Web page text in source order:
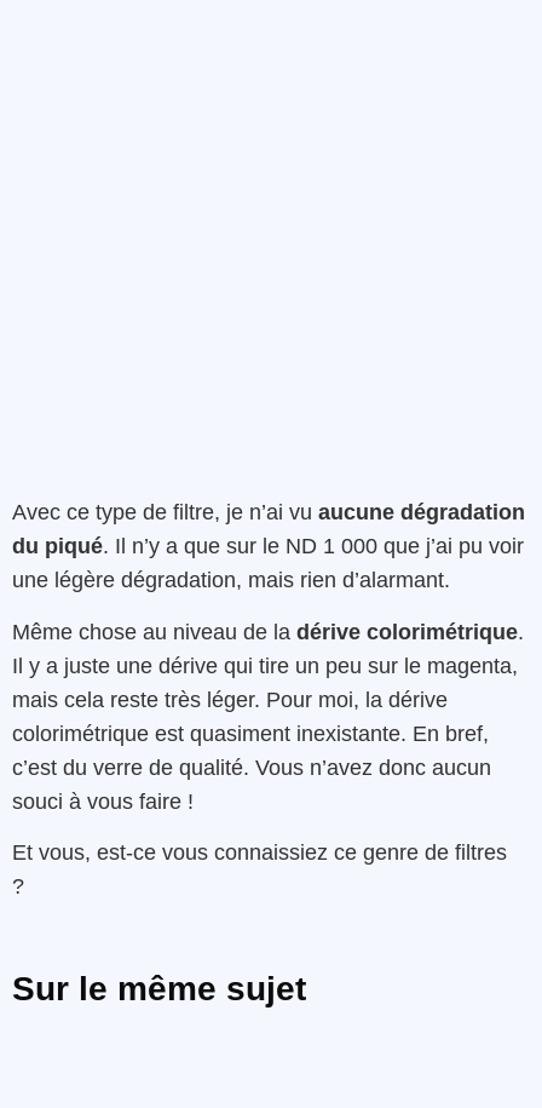
Avec ce type de filtre, je n’ai vu aucune dégradation
du piqué. Il n’y a que sur le ND 1 000 que j’ai pu voir
une légère dégradation, mais rien d’alarmant.
Même chose au niveau de la dérive colorimétrique.
Il y a juste une dérive qui tire un peu sur le magenta,
mais cela reste très léger. Pour moi, la dérive
colorimétrique est quasiment inexistante. En bref,
c’est du verre de qualité. Vous n’avez donc aucun
souci à vous faire !
Et vous, est-ce vous connaissiez ce genre de filtres
?
Sur le même sujet